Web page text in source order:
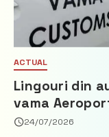
ACTUAL
Lingouri din
vama
24/07/2026